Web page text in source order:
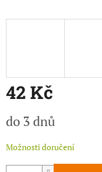
42 Kč
cena:
do 3 dnů
Možnosti doručení